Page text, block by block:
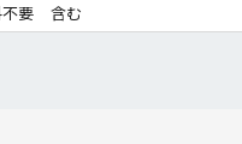
要　含む